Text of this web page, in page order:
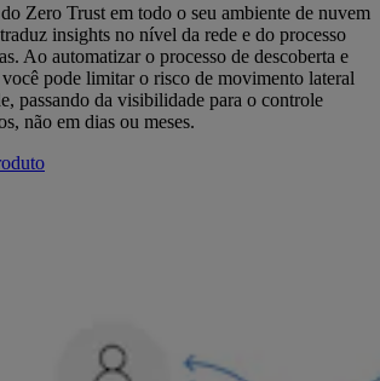
Zero Trust em todo o seu ambiente de nuvem
insights no nível da rede e do processo
Ao automatizar o processo de descoberta e
pode limitar o risco de movimento lateral
passando da visibilidade para o controle
não em dias ou meses.